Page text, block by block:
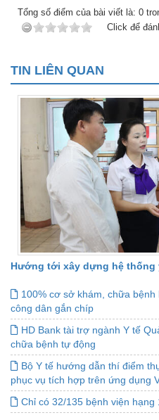
Tổng số điểm của bài viết là: 0
Click để
TIN LIÊN QUAN
Hướng tới xây dựng hệ thống
100% cơ sở khám, chữa
công dân gắn chíp
HD Bank tài trợ ngành Y tế
chữa bệnh tự động
Bộ Y tế hướng dẫn thí điểm
phục vụ tích hợp trên ứng dụng
Chỉ có 32/135 bệnh viện